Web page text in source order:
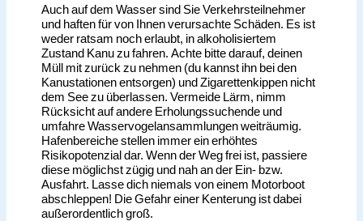
Auch auf dem Wasser sind Sie Verkehrsteilnehmer
und haften für von Ihnen verursachte Schäden. Es ist
weder ratsam noch erlaubt, in alkoholisiertem
Zustand Kanu zu fahren. Achte bitte darauf, deinen
Müll mit zurück zu nehmen (du kannst ihn bei den
Kanustationen entsorgen) und Zigarettenkippen nicht
dem See zu überlassen. Vermeide Lärm, nimm
Rücksicht auf andere Erholungssuchende und
umfahre Wasservogelansammlungen weiträumig.
Hafenbereiche stellen immer ein erhöhtes
Risikopotenzial dar. Wenn der Weg frei ist, passiere
diese möglichst zügig und nah an der Ein- bzw.
Ausfahrt. Lasse dich niemals von einem Motorboot
abschleppen! Die Gefahr einer Kenterung ist dabei
außerordentlich groß.